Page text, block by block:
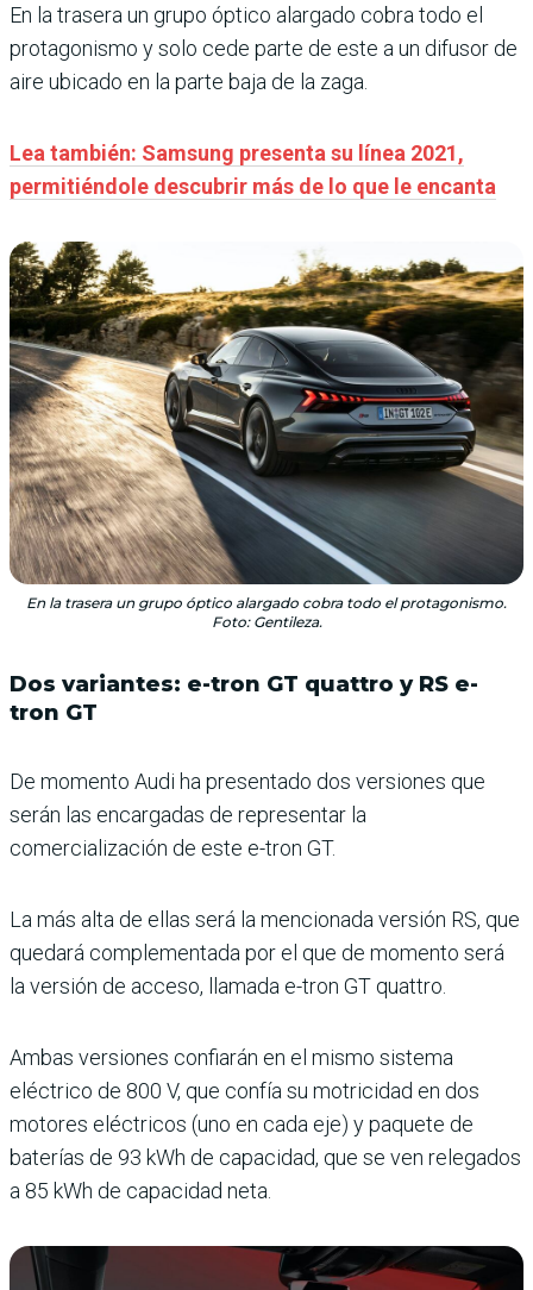
En la trasera un grupo óptico alargado cobra todo el
protagonismo y solo cede parte de este a un difusor de
aire ubicado en la parte baja de la zaga.
Lea también: Samsung presenta su línea 2021,
permitiéndole descubrir más de lo que le encanta
En la trasera un grupo óptico alargado cobra todo el protagonismo.
Foto: Gentileza.
Dos variantes: e-tron GT quattro y RS e-
tron GT
De momento Audi ha presentado dos versiones que
serán las encargadas de representar la
comercialización de este e-tron GT.
La más alta de ellas será la mencionada versión RS, que
quedará complementada por el que de momento será
la versión de acceso, llamada e-tron GT quattro.
Ambas versiones confiarán en el mismo sistema
eléctrico de 800 V, que confía su motricidad en dos
motores eléctricos (uno en cada eje) y paquete de
baterías de 93 kWh de capacidad, que se ven relegados
a 85 kWh de capacidad neta.